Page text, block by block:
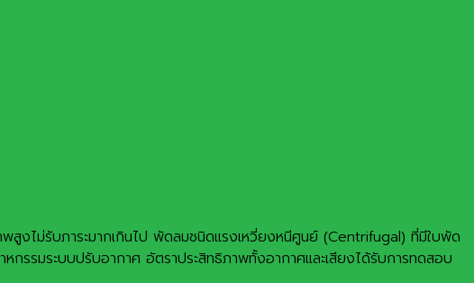
งไม่รับภาระมากเกินไป พัดลมชนิดแรงเหวี่ยงหนีศูนย์ (Centrifugal) ที่มีใบพัด
รรมระบบปรับอากาศ อัตราประสิทธิภาพทั้งอากาศและเสียงได้รับการทดสอบ